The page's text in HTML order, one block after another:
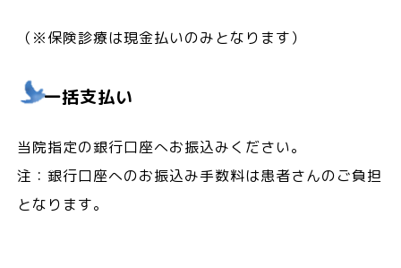
（※保険診療は現金払いのみとなります）
一括支払い
当院指定の銀行口座へお振込みください。
注：銀行口座へのお振込み手数料は患者さんのご負担
となります。